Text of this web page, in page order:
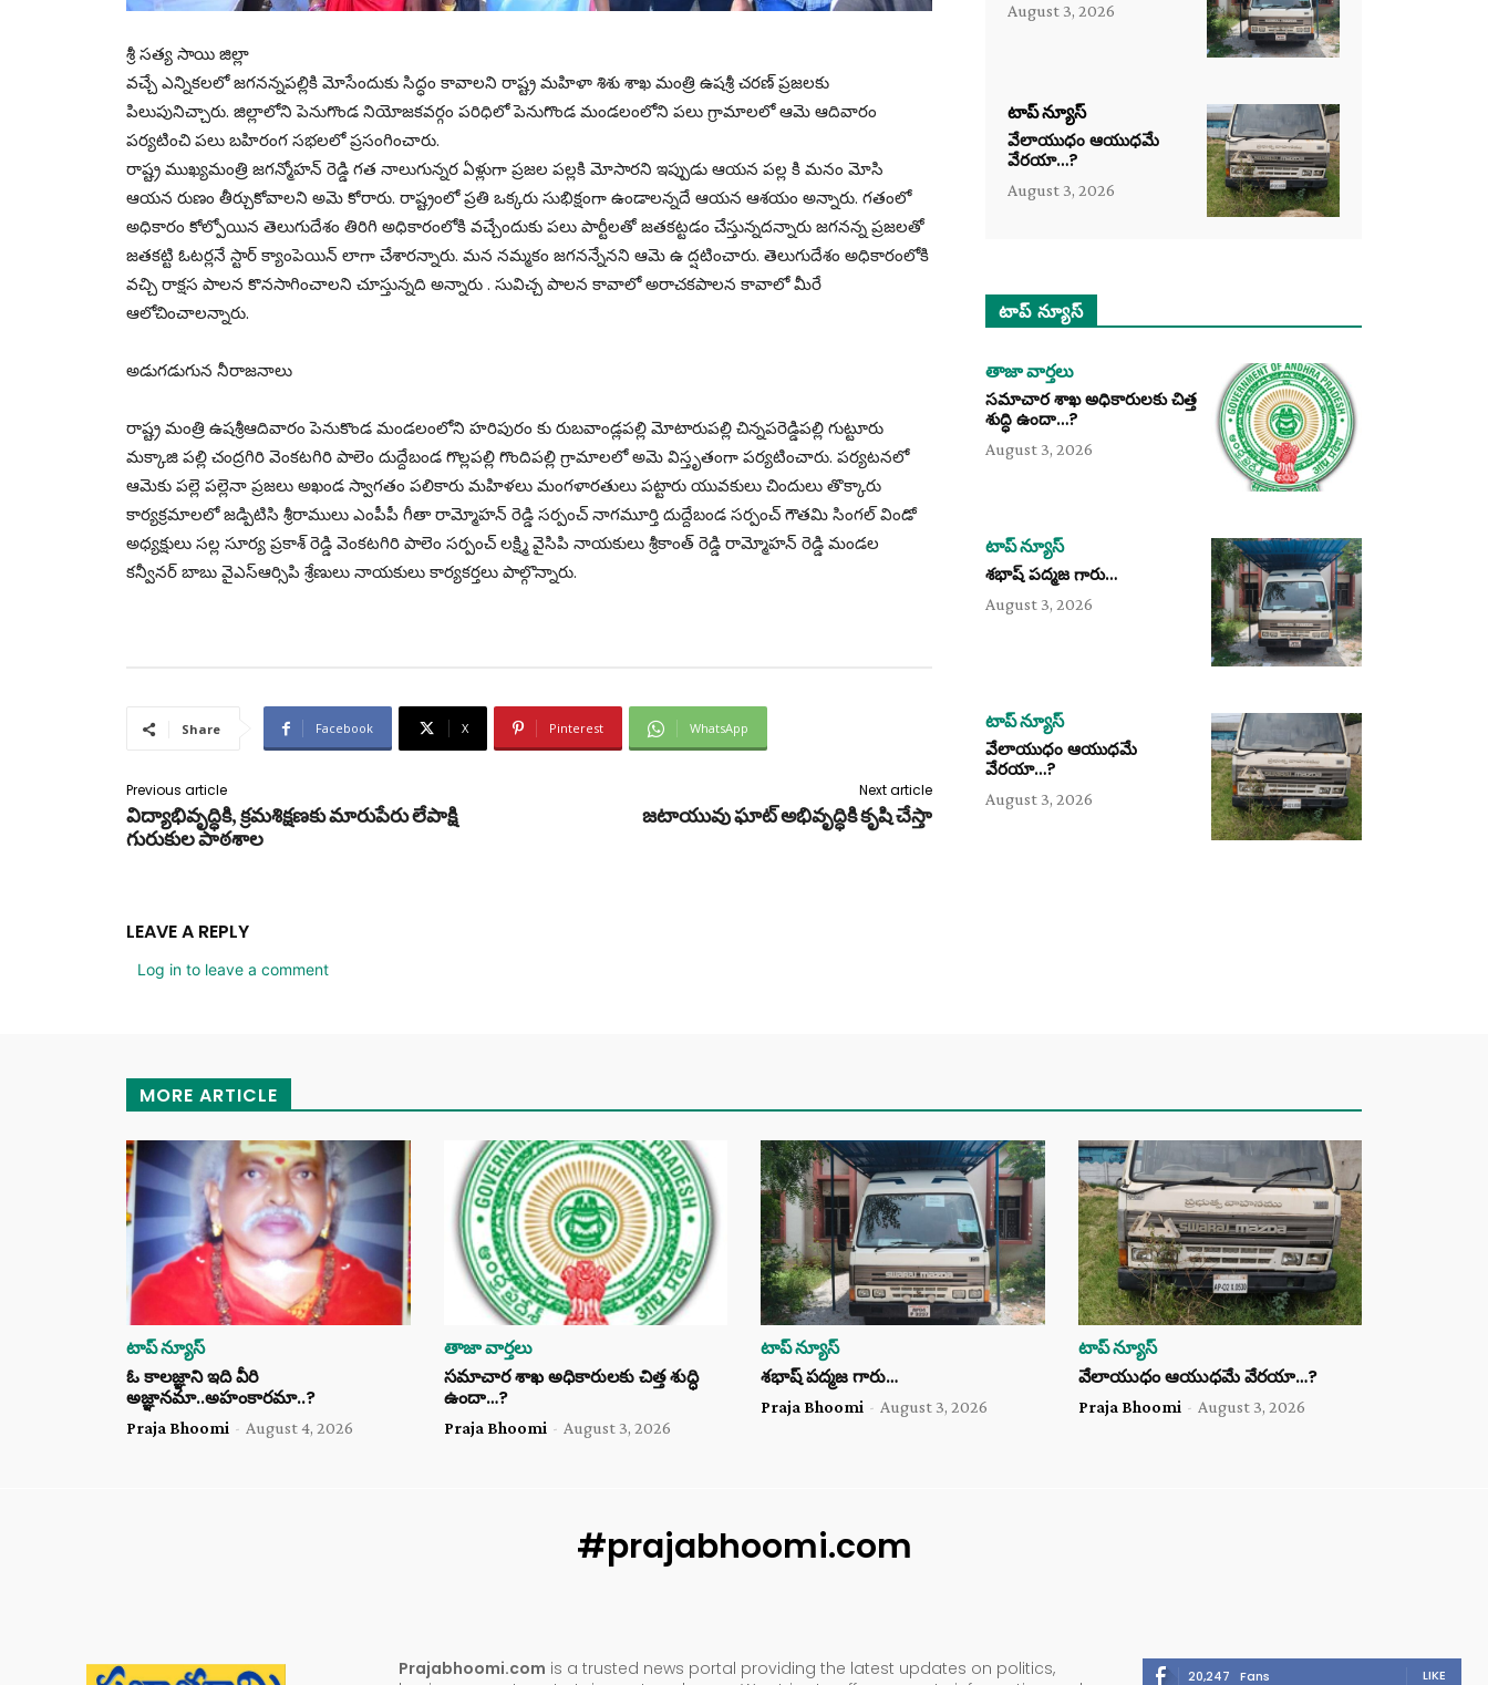
శ్రీ సత్య సాయి జిల్లా
వచ్చే ఎన్నికలలో జగనన్నపల్లికి మోసేందుకు సిద్ధం కావాలని రాష్ట్ర మహిళా శిశు శాఖ మంత్రి ఉషశ్రీ చరణ్ ప్రజలకు
పిలుపునిచ్చారు. జిల్లాలోని పెనుగొండ నియోజకవర్గం పరిధిలో పెనుగొండ మండలంలోని పలు గ్రామాలలో ఆమె ఆదివారం
పర్యటించి పలు బహిరంగ సభలలో ప్రసంగించారు.
రాష్ట్ర ముఖ్యమంత్రి జగన్మోహన్ రెడ్డి గత నాలుగున్నర ఏళ్లుగా ప్రజల పల్లకి మోసారని ఇప్పుడు ఆయన పల్ల కి మనం మోసి
ఆయన రుణం తీర్చుకోవాలని అమె కోరారు. రాష్ట్రంలో ప్రతి ఒక్కరు సుభిక్షంగా ఉండాలన్నదే ఆయన ఆశయం అన్నారు. గతంలో
అధికారం కోల్పోయిన తెలుగుదేశం తిరిగి అధికారంలోకి వచ్చేందుకు పలు పార్టీలతో జతకట్టడం చేస్తున్నదన్నారు జగనన్న ప్రజలతో
జతకట్టి ఓటర్లనే స్టార్ క్యాంపెయిన్ లాగా చేశారన్నారు. మన నమ్మకం జగనన్నేనని ఆమె ఉ ద్షటించారు. తెలుగుదేశం అధికారంలోకి
వచ్చి రాక్షస పాలన కొనసాగించాలని చూస్తున్నది అన్నారు . సువిచ్చ పాలన కావాలో అరాచకపాలన కావాలో మీరే
ఆలోచించాలన్నారు.
అడుగడుగున నీరాజనాలు
రాష్ట్ర మంత్రి ఉషశ్రీఆదివారం పెనుకొండ మండలంలోని హరిపురం కు రుబవాండ్లపల్లి మోటారుపల్లి చిన్నపరెడ్డిపల్లి గుట్టూరు
మక్కాజి పల్లి చంద్రగిరి వెంకటగిరి పాలెం దుద్దేబండ గొల్లపల్లి గొందిపల్లి గ్రామాలలో అమె విస్తృతంగా పర్యటించారు. పర్యటనలో
ఆమెకు పల్లె పల్లెనా ప్రజలు అఖండ స్వాగతం పలికారు మహిళలు మంగళారతులు పట్టారు యువకులు చిందులు తొక్కారు
కార్యక్రమాలలో జడ్పిటిసి శ్రీరాములు ఎంపీపీ గీతా రామ్మోహన్ రెడ్డి సర్పంచ్ నాగమూర్తి దుద్దేబండ సర్పంచ్ గౌతమి సింగల్ విండో
అధ్యక్షులు సల్ల సూర్య ప్రకాశ్ రెడ్డి వెంకటగిరి పాలెం సర్పంచ్ లక్ష్మి వైసిపి నాయకులు శ్రీకాంత్ రెడ్డి రామ్మోహన్ రెడ్డి మండల
కన్వీనర్ బాబు వైఎస్ఆర్సిపి శ్రేణులు నాయకులు కార్యకర్తలు పాల్గొన్నారు.
Share Facebook X Pinterest WhatsApp
Previous article
విద్యాభివృద్ధికి, క్రమశిక్షణకు మారుపేరు లేపాక్షి
గురుకుల పాఠశాల
Next article
జటాయువు ఘాట్ అభివృద్ధికి కృషి చేస్తా
LEAVE A REPLY
Log in to leave a comment
August 3, 2026
టాప్ న్యూస్
వేలాయుధం ఆయుధమే
వేరయా…?
August 3, 2026
టాప్ న్యూస్
తాజా వార్తలు
సమాచార శాఖ అధికారులకు చిత్త
శుద్ధి ఉందా…?
August 3, 2026
టాప్ న్యూస్
శభాష్ పద్మజ గారు…
August 3, 2026
టాప్ న్యూస్
వేలాయుధం ఆయుధమే
వేరయా…?
August 3, 2026
MORE ARTICLE
టాప్ న్యూస్
ఓ కాలజ్ఞాని ఇది వీరి
అజ్ఞానమా..అహంకారమా..?
Praja Bhoomi - August 4, 2026
తాజా వార్తలు
సమాచార శాఖ అధికారులకు చిత్త శుద్ధి
ఉందా…?
Praja Bhoomi - August 3, 2026
టాప్ న్యూస్
శభాష్ పద్మజ గారు…
Praja Bhoomi - August 3, 2026
టాప్ న్యూస్
వేలాయుధం ఆయుధమే వేరయా…?
Praja Bhoomi - August 3, 2026
#prajabhoomi.com
Prajabhoomi.com is a trusted news portal providing the latest updates on politics,
20,247 Fans LIKE